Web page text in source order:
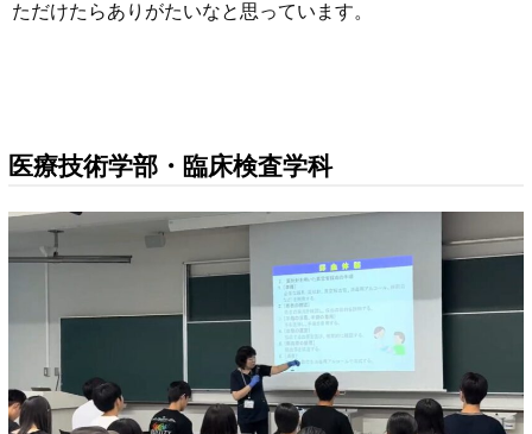
ただけたらありがたいなと思っています。
医療技術学部・臨床検査学科